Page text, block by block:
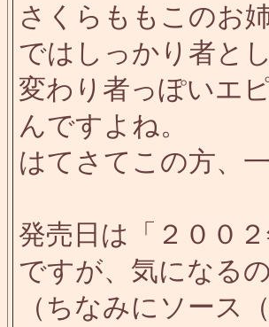
さくらももこのお
ではしっかり者と
変わり者っぽいエ
んですよね。
はてさてこの方、
発売日は「２００
ですが、気になる
（ちなみにソース